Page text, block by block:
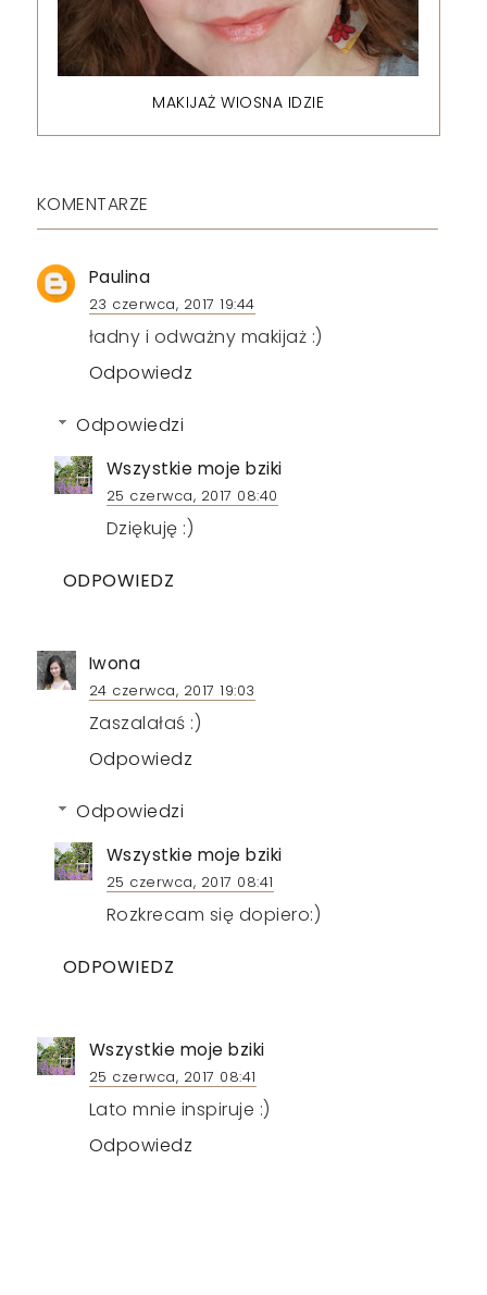
MAKIJAŻ WIOSNA IDZIE
KOMENTARZE
Paulina
23 czerwca, 2017 19:44
ładny i odważny makijaż :)
Odpowiedz
Odpowiedzi
Wszystkie moje bziki
25 czerwca, 2017 08:40
Dziękuję :)
ODPOWIEDZ
Iwona
24 czerwca, 2017 19:03
Zaszalałaś :)
Odpowiedz
Odpowiedzi
Wszystkie moje bziki
25 czerwca, 2017 08:41
Rozkrecam się dopiero:)
ODPOWIEDZ
Wszystkie moje bziki
25 czerwca, 2017 08:41
Lato mnie inspiruje :)
Odpowiedz